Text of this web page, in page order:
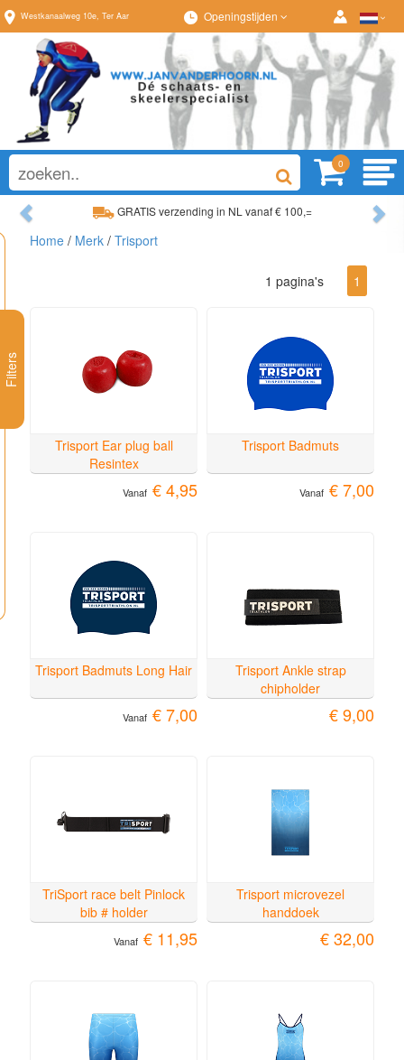
Westkanaalweg 10e, Ter Aar Openingstijden
0
GRATIS verzending in NL vanaf € 100,=
Ruim assortiment, altijd wat naar wens!
Previous
Filters
Home / Merk / Trisport
1 pagina's 1
Trisport Ear plug ball
Resintex
Vanaf € 4,95
Trisport Badmuts
Vanaf € 7,00
Trisport Badmuts Long Hair
Vanaf € 7,00
Trisport Ankle strap
chipholder
€ 9,00
TriSport race belt Pinlock
bib # holder
Vanaf € 11,95
Trisport microvezel
handdoek
€ 32,00